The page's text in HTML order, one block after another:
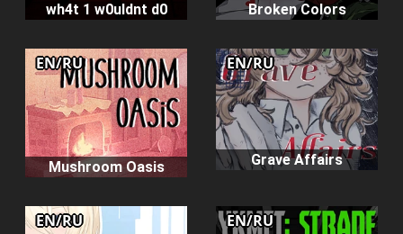
wh4t 1 w0uldnt d0 Broken Colors
Mushroom Oasis
EN/RU
Grave Affairs
EN/RU
EN/RU EN/RU